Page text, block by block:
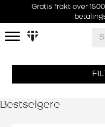
Gratis frakt over
Bestselgere